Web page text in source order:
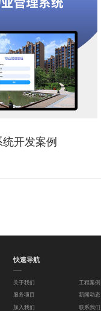
开发案例
快速导航
关于我们
工程案例
服务项目
新闻动态
加入我们
联系我们